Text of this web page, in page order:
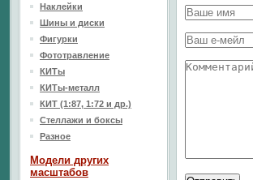
Наклейки
Шины и диски
Фигурки
Фототравление
КИТы
КИТы-металл
КИТ (1:87, 1:72 и др.)
Стеллажи и боксы
Разное
Модели других
масштабов